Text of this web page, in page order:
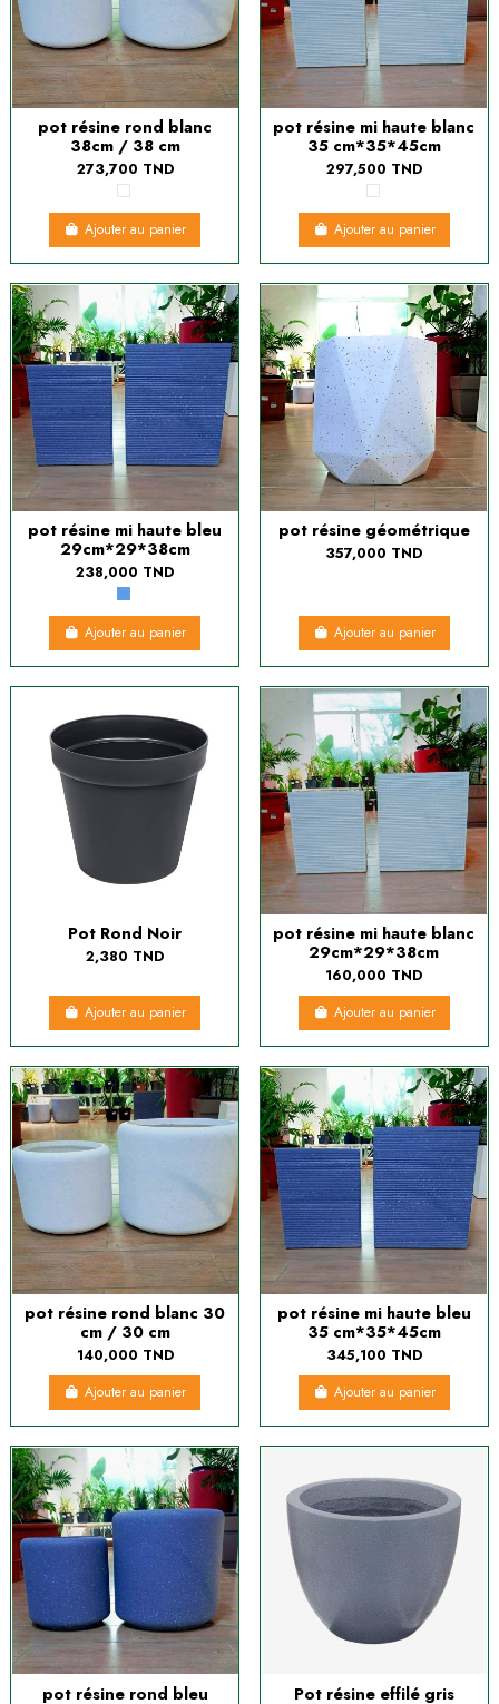
pot résine rond blanc
38cm / 38 cm
273,700 TND
Ajouter au panier
pot résine mi haute blanc
35 cm*35*45cm
297,500 TND
Ajouter au panier
pot résine mi haute bleu
29cm*29*38cm
238,000 TND
Ajouter au panier
pot résine géométrique
357,000 TND
Ajouter au panier
Pot Rond Noir
2,380 TND
Ajouter au panier
pot résine mi haute blanc
29cm*29*38cm
160,000 TND
Ajouter au panier
pot résine rond blanc 30
cm / 30 cm
140,000 TND
Ajouter au panier
pot résine mi haute bleu
35 cm*35*45cm
345,100 TND
Ajouter au panier
pot résine rond bleu
Pot résine effilé gris